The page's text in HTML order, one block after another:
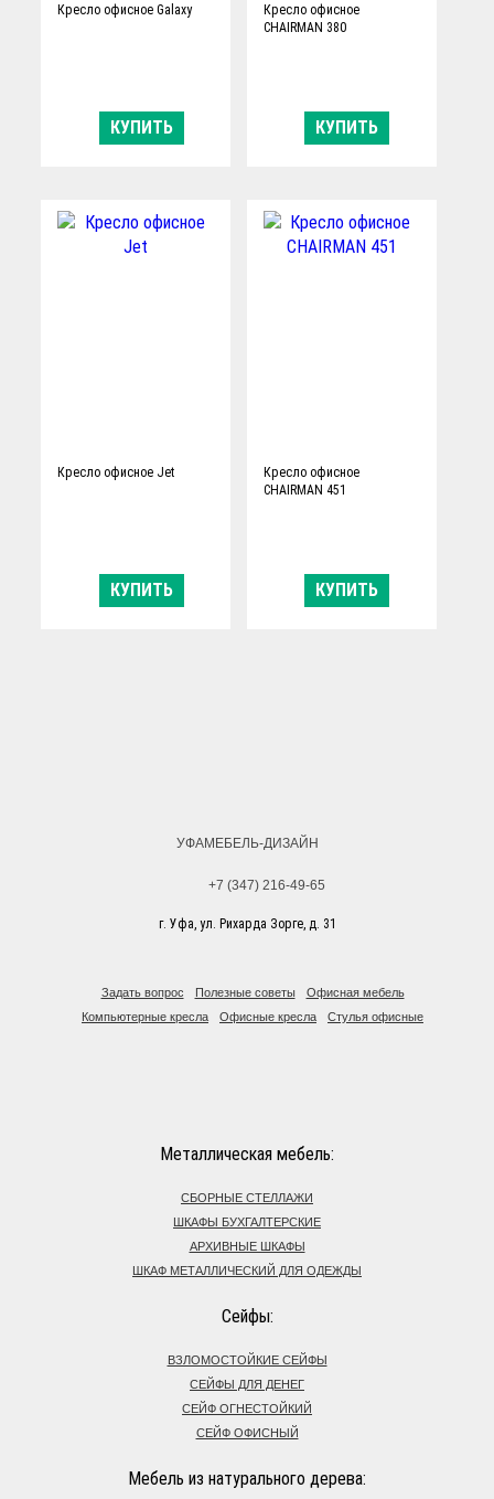
Кресло офисное Galaxy
КУПИТЬ
Тип механизма
качания:
Кресло офисное
CHAIRMAN 380
КУПИТЬ
Тип механизма
качания:
Кресло офисное Jet
КУПИТЬ
Кресло офисное
CHAIRMAN 451
КУПИТЬ
УФАМЕБЕЛЬ-ДИЗАЙН
+7 (347) 216-49-65
г. Уфа, ул. Рихарда Зорге, д. 31
Задать вопрос Полезные советы
Офисная мебель
Компьютерные кресла
Офисные кресла Стулья офисные
Металлическая мебель:
СБОРНЫЕ СТЕЛЛАЖИ
ШКАФЫ БУХГАЛТЕРСКИЕ
АРХИВНЫЕ ШКАФЫ
ШКАФ МЕТАЛЛИЧЕСКИЙ ДЛЯ ОДЕЖДЫ
Сейфы:
ВЗЛОМОСТОЙКИЕ СЕЙФЫ
СЕЙФЫ ДЛЯ ДЕНЕГ
СЕЙФ ОГНЕСТОЙКИЙ
СЕЙФ ОФИСНЫЙ
Мебель из натурального дерева: